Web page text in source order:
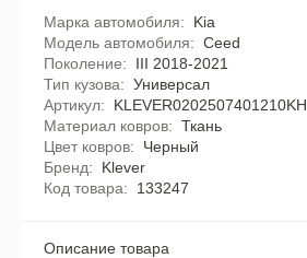
Марка автомобиля
Kia
Модель автомобиля
Ceed
Поколение
III 2018-2021
Тип кузова
Универсал
Артикул
KLEVER0202507401210KH
Материал ковров
Ткань
Цвет ковров
Черный
Бренд
Klever
Код товара
133247
Описание товара